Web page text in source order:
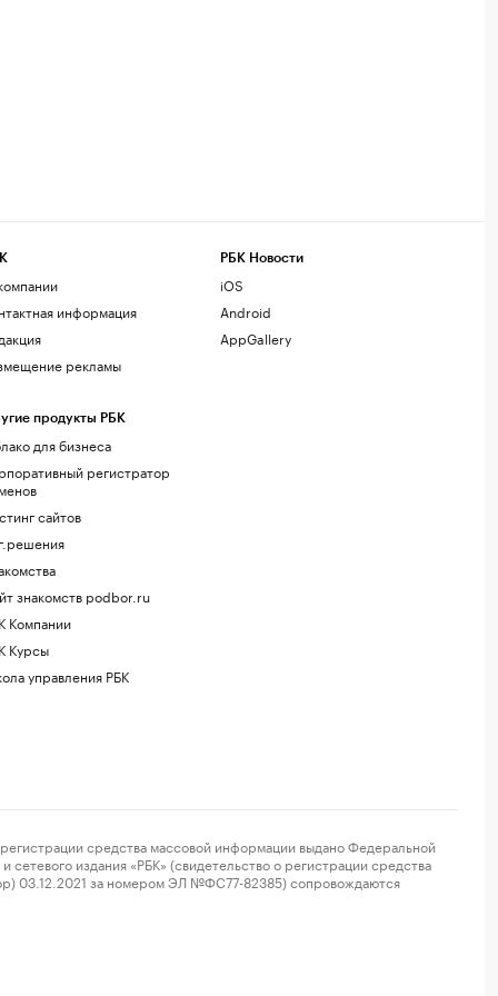
информация
рекламы
продукты РБК
для бизнеса
регистратор
сайтов
знакомств podbor.ru
Компании
Курсы
управления РБК
РБК Новости
iOS
Android
AppGallery
средства массовой информации выдано Федеральной
издания «РБК» (свидетельство о регистрации средства
03.12.2021 за номером ЭЛ №ФС77-82385) сопровождаются